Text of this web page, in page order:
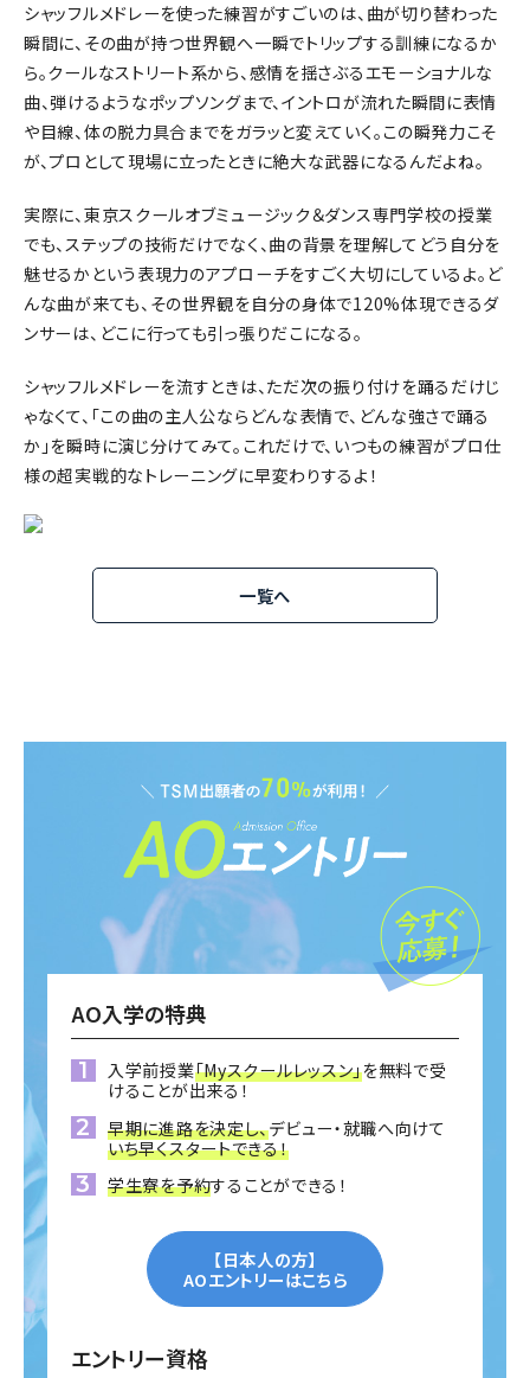
シャッフルメドレーを使った練習がすごいのは、曲が切り替わった
瞬間に、その曲が持つ世界観へ一瞬でトリップする訓練になるか
ら。クールなストリート系から、感情を揺さぶるエモーショナルな
曲、弾けるようなポップソングまで、イントロが流れた瞬間に表情
や目線、体の脱力具合までをガラッと変えていく。この瞬発力こそ
が、プロとして現場に立ったときに絶大な武器になるんだよね。
実際に、東京スクールオブミュージック＆ダンス専門学校の授業
でも、ステップの技術だけでなく、曲の背景を理解してどう自分を
魅せるかという表現力のアプローチをすごく大切にしているよ。ど
んな曲が来ても、その世界観を自分の身体で120%体現できるダ
ンサーは、どこに行っても引っ張りだこになる。
シャッフルメドレーを流すときは、ただ次の振り付けを踊るだけじ
ゃなくて、「この曲の主人公ならどんな表情で、どんな強さで踊る
か」を瞬時に演じ分けてみて。これだけで、いつもの練習がプロ仕
様の超実戦的なトレーニングに早変わりするよ！
一覧へ
AO入学の特典
入学前授業「Myスクールレッスン」を無料で受
けることが出来る！
早期に進路を決定し、デビュー・就職へ向けて
いち早くスタートできる！
学生寮を予約することができる！
【日本人の方】
AOエントリーはこちら
エントリー資格